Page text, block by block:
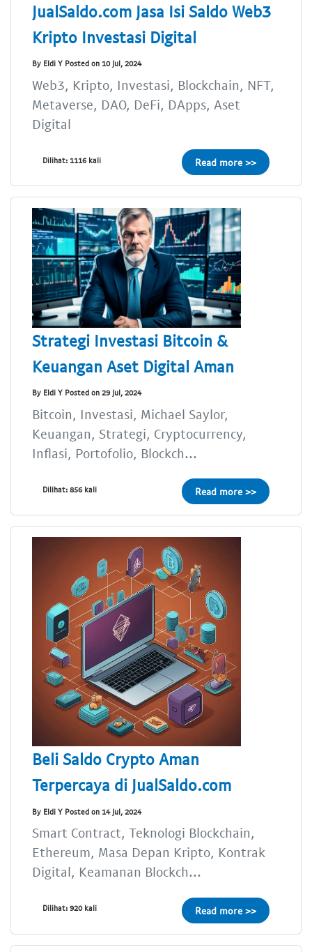
JualSaldo.com Jasa Isi Saldo Web3
Kripto Investasi Digital
By Eldi Y Posted on 10 Jul, 2024
Web3, Kripto, Investasi, Blockchain, NFT,
Metaverse, DAO, DeFi, DApps, Aset
Digital
Dilihat: 1116 kali Read more >>
Strategi Investasi Bitcoin &
Keuangan Aset Digital Aman
By Eldi Y Posted on 29 Jul, 2024
Bitcoin, Investasi, Michael Saylor,
Keuangan, Strategi, Cryptocurrency,
Inflasi, Portofolio, Blockch...
Dilihat: 856 kali Read more >>
Beli Saldo Crypto Aman
Terpercaya di JualSaldo.com
By Eldi Y Posted on 14 Jul, 2024
Smart Contract, Teknologi Blockchain,
Ethereum, Masa Depan Kripto, Kontrak
Digital, Keamanan Blockch...
Dilihat: 920 kali Read more >>